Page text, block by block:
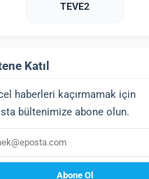
TEVE2
Katıl
haberleri kaçırmamak için
bültenimize abone olun.
Abone Ol